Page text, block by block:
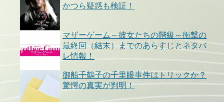
かつら疑惑も検証！
マザーゲーム～彼女たちの階級～衝撃の
最終回（結末）までのあらすじとネタバ
レ情報！
御船千鶴子の千里眼事件はトリックか？
驚愕の真実が判明！